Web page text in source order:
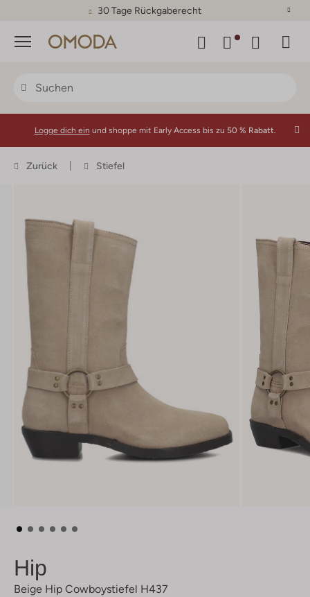
30 Tage Rückgaberecht
Menü
Logge dich ein und shoppe mit Early Access bis zu 50 % Rabatt.
Zurück Stiefel
Hip
Beige Hip Cowboystiefel H437